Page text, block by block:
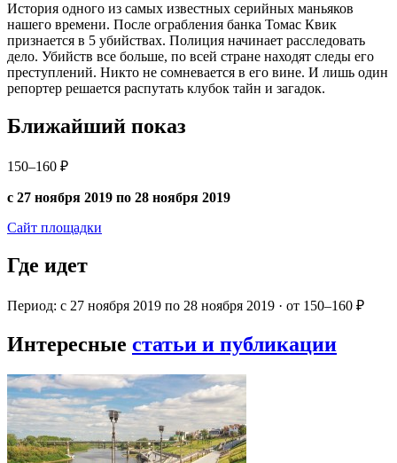
История одного из самых известных серийных маньяков
нашего времени. После ограбления банка Томас Квик
признается в 5 убийствах. Полиция начинает расследовать
дело. Убийств все больше, по всей стране находят следы его
преступлений. Никто не сомневается в его вине. И лишь один
репортер решается распутать клубок тайн и загадок.
Ближайший показ
150–160 ₽
с 27 ноября 2019 по 28 ноября 2019
Сайт площадки
Где идет
Период: с 27 ноября 2019 по 28 ноября 2019 · от 150–160 ₽
Интересные статьи и публикации